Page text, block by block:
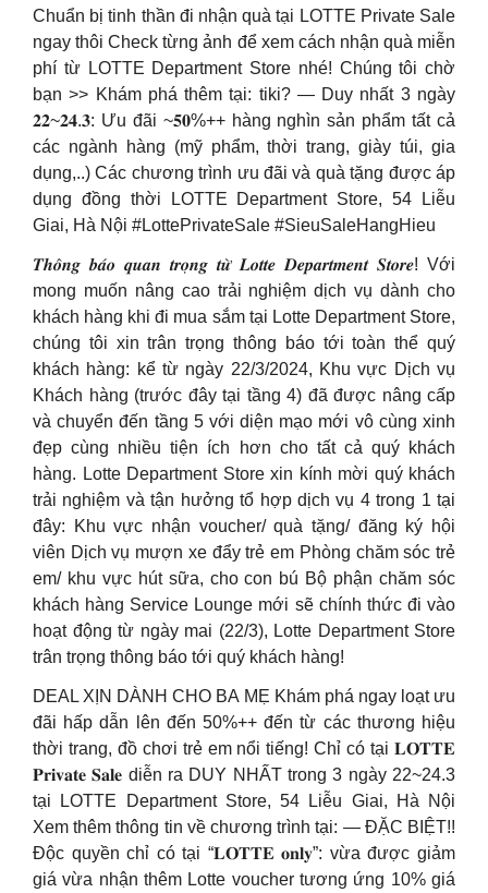
Chuẩn bị tinh thần đi nhận quà tại LOTTE Private Sale
ngay thôi Check từng ảnh để xem cách nhận quà miễn
phí từ LOTTE Department Store nhé! Chúng tôi chờ
bạn >> Khám phá thêm tại: tiki? — Duy nhất 3 ngày
𝟐𝟐~𝟐𝟒.𝟑: Ưu đãi ~𝟓𝟎%++ hàng nghìn sản phẩm tất cả
các ngành hàng (mỹ phẩm, thời trang, giày túi, gia
dụng,..) Các chương trình ưu đãi và quà tặng được áp
dụng đồng thời LOTTE Department Store, 54 Liễu
Giai, Hà Nội #LottePrivateSale #SieuSaleHangHieu
𝑻𝒉𝒐̂𝒏𝒈 𝒃𝒂́𝒐 𝒒𝒖𝒂𝒏 𝒕𝒓𝒐̣𝒏𝒈 𝒕𝒖̛̀ 𝑳𝒐𝒕𝒕𝒆 𝑫𝒆𝒑𝒂𝒓𝒕𝒎𝒆𝒏𝒕 𝑺𝒕𝒐𝒓𝒆! Với
mong muốn nâng cao trải nghiệm dịch vụ dành cho
khách hàng khi đi mua sắm tại Lotte Department Store,
chúng tôi xin trân trọng thông báo tới toàn thể quý
khách hàng: kể từ ngày 22/3/2024, Khu vực Dịch vụ
Khách hàng (trước đây tại tầng 4) đã được nâng cấp
và chuyển đến tầng 5 với diện mạo mới vô cùng xinh
đẹp cùng nhiều tiện ích hơn cho tất cả quý khách
hàng. Lotte Department Store xin kính mời quý khách
trải nghiệm và tận hưởng tổ hợp dịch vụ 4 trong 1 tại
đây: Khu vực nhận voucher/ quà tặng/ đăng ký hội
viên Dịch vụ mượn xe đẩy trẻ em Phòng chăm sóc trẻ
em/ khu vực hút sữa, cho con bú Bộ phận chăm sóc
khách hàng Service Lounge mới sẽ chính thức đi vào
hoạt động từ ngày mai (22/3), Lotte Department Store
trân trọng thông báo tới quý khách hàng!
DEAL XỊN DÀNH CHO BA MẸ Khám phá ngay loạt ưu
đãi hấp dẫn lên đến 50%++ đến từ các thương hiệu
thời trang, đồ chơi trẻ em nổi tiếng! Chỉ có tại 𝐋𝐎𝐓𝐓𝐄
𝐏𝐫𝐢𝐯𝐚𝐭𝐞 𝐒𝐚𝐥𝐞 diễn ra DUY NHẤT trong 3 ngày 22~24.3
tại LOTTE Department Store, 54 Liễu Giai, Hà Nội
Xem thêm thông tin về chương trình tại: — ĐẶC BIỆT!!
Độc quyền chỉ có tại “𝐋𝐎𝐓𝐓𝐄 𝐨𝐧𝐥𝐲”: vừa được giảm
giá vừa nhận thêm Lotte voucher tương ứng 10% giá